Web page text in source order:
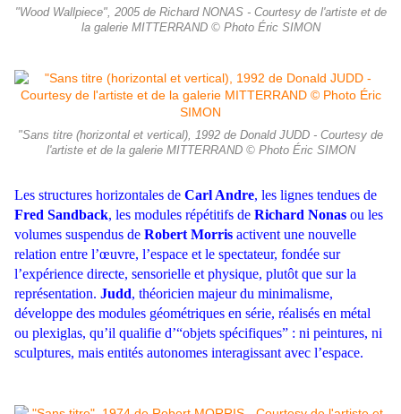
"Wood Wallpiece", 2005 de Richard NONAS - Courtesy de l'artiste et de
la galerie MITTERRAND © Photo Éric SIMON
"Sans titre (horizontal et vertical), 1992 de Donald JUDD - Courtesy de
l'artiste et de la galerie MITTERRAND © Photo Éric SIMON
Les structures horizontales de Carl Andre, les lignes tendues de
Fred Sandback, les modules répétitifs de Richard Nonas ou les
volumes suspendus de Robert Morris activent une nouvelle
relation entre l’œuvre, l’espace et le spectateur, fondée sur
l’expérience directe, sensorielle et physique, plutôt que sur la
représentation. Judd, théoricien majeur du minimalisme,
développe des modules géométriques en série, réalisés en métal
ou plexiglas, qu’il qualifie d’“objets spécifiques” : ni peintures, ni
sculptures, mais entités autonomes interagissant avec l’espace.